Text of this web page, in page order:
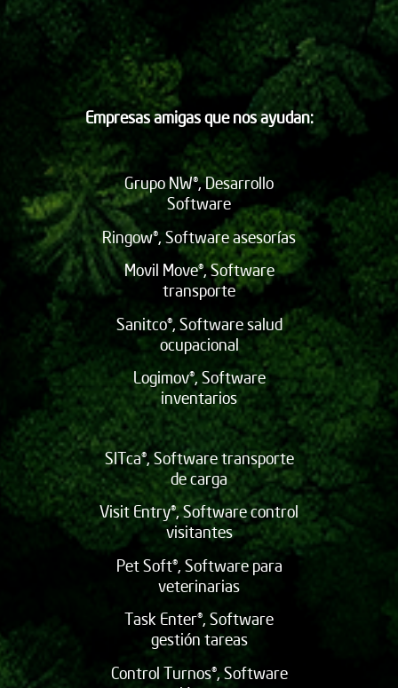
Empresas amigas que nos ayudan:
Grupo NW®, Desarrollo
Software
Ringow®, Software asesorías
Movil Move®, Software
transporte
Sanitco®, Software salud
ocupacional
Logimov®, Software
inventarios
SITca®, Software transporte
de carga
Visit Entry®, Software control
visitantes
Pet Soft®, Software para
veterinarias
Task Enter®, Software
gestión tareas
Control Turnos®, Software